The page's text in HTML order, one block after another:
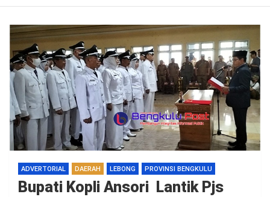
ADVERTORIAL DAERAH LEBONG PROVINSI BENGKULU
Bupati Kopli Ansori Lantik Pjs